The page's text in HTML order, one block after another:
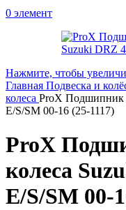
0 элемент
Нажмите, чтобы
Главная Подвеска и
колеса ProX Подшипник
E/S/SM 00-16 (25-1117)
ProX
колеса
E/S/SM 00-